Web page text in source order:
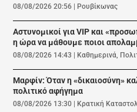
08/08/2026 20:56 Ρουβίκωνας
Αστυνομικοί για VIP και
η ώρα να μάθουμε ποιοι
08/08/2026 14:43 Καθημερινά,
Μαρφίν: Όταν η «δικαιοσύνη»
πολιτικό αφήγημα
08/08/2026 13:30 Κρατική